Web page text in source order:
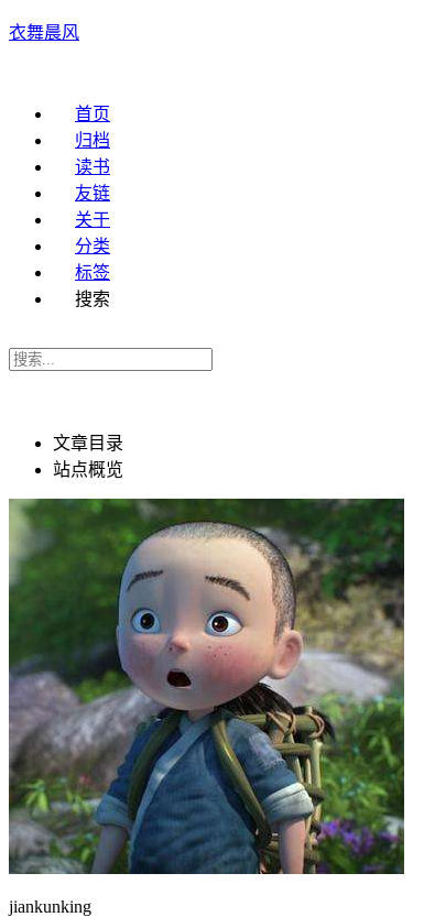
衣舞晨风
首页
归档
读书
友链
关于
分类
标签
搜索
文章目录
站点概览
jiankunking